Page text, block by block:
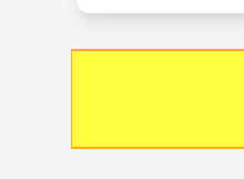
уделяется
мальчиках